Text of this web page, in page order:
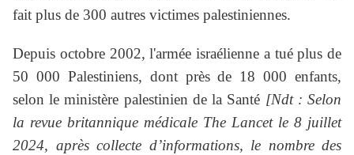
fait plus de 300 autres victimes palestiniennes.
Depuis octobre 2002, l'armée israélienne a tué plus de
50 000 Palestiniens, dont près de 18 000 enfants,
selon le ministère palestinien de la Santé [Ndt : Selon
la revue britannique médicale The Lancet le 8 juillet
2024, après collecte d’informations, le nombre des